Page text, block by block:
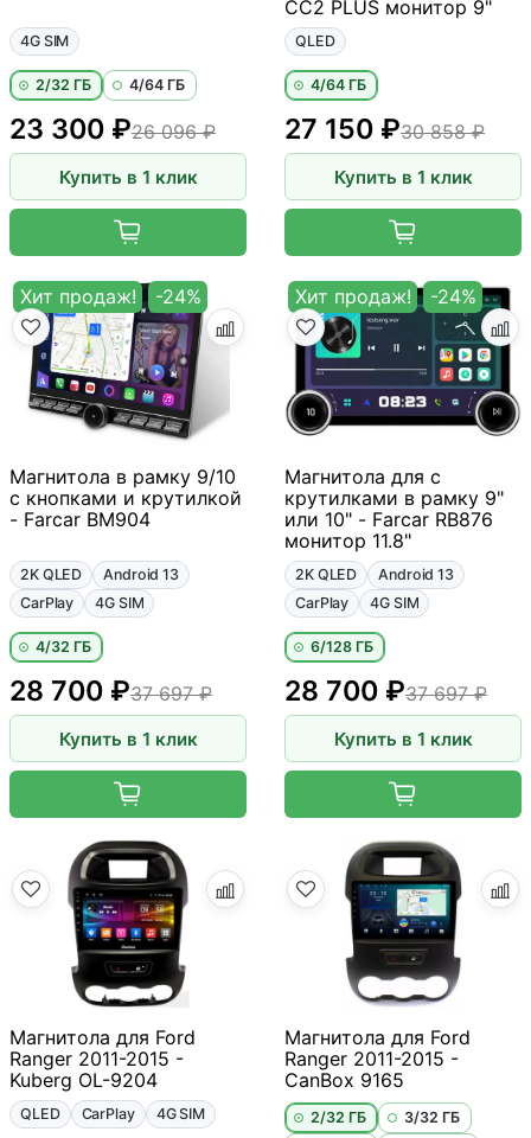
4G SIM
2/32 ГБ 4/64 ГБ
23 300 ₽26 096 ₽
Купить в 1 клик
CC2 PLUS монитор 9"
QLED
4/64 ГБ
30 858 ₽
27 150 ₽
Купить в 1 клик
Хит продаж! -24%
Магнитола в рамку 9/10
с кнопками и крутилкой
- Farcar BM904
2K QLED
Android 13
CarPlay
4G SIM
4/32 ГБ
37 697 ₽
28 700 ₽
Купить в 1 клик
Хит продаж! -24%
Магнитола для с
крутилками в рамку 9"
или 10" - Farcar RB876
монитор 11.8"
2K QLED
Android 13
CarPlay
4G SIM
6/128 ГБ
37 697 ₽
28 700 ₽
Купить в 1 клик
Магнитола для Ford
Ranger 2011-2015 -
Kuberg OL-9204
QLED CarPlay 4G SIM
Магнитола для Ford
Ranger 2011-2015 -
CanBox 9165
2/32 ГБ
3/32 ГБ